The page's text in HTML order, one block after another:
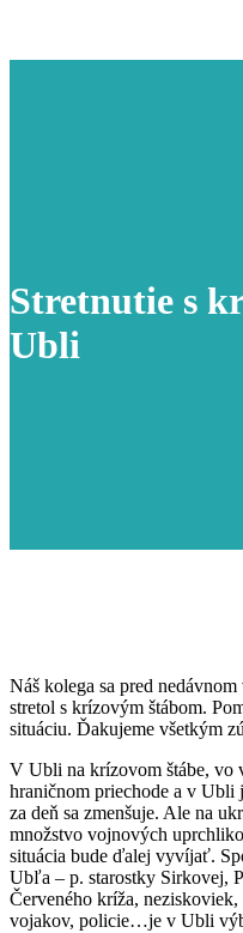
Stretnutie s
Ubli
Náš kolega sa pred
stretol s krízovým štábom.
situáciu. Ďakujeme všetkým
V Ubli na krízovom štábe, vo
hraničnom priechode a v Ubli
za deň sa zmenšuje. Ale na
množstvo vojnových
situácia bude ďalej vyvíjať.
Ubľa – p. starostky Sirkovej,
Červeného kríža,
vojakov, policie…je v Ubli